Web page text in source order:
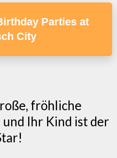
Parties at
City
fröhliche
Ihr Kind ist der